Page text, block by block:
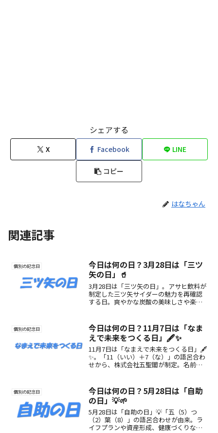
シェアする
X Facebook LINE
コピー
はなちゃん
関連記事
個別の記念日
今日は何の日？3月28日は「三ツ
矢の日」🥤
3月28日は「三ツ矢の日」。アサヒ飲料が
制定した三ツ矢サイダーの魅力を再確認
する日。爽やかな炭酸の美味しさや楽し
個別の記念日
今日は何の日？11月7日は「なま
えで未来をつくる日」🖋️✨
11月7日は「なまえで未来をつくる日」🖋️
✨。「11（いい）＋7（な）」の語呂合わ
せから、株式会社五聖閣が制定。名前に
個別の記念日
今日は何の日？5月28日は「自助
の日」💡🌱
5月28日は「自助の日」💡「五（5）つ
（2）葉（8）」の語呂合わせが由来。ラ
イフプランや資産形成、健康づくりなど